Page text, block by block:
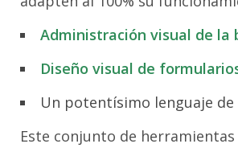
Administración visual de la
Diseño visual de
Un potentísimo lenguaje de
Este conjunto de